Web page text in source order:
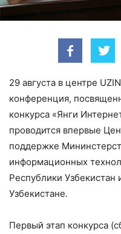
29 августа в центре
конференция,
конкурса «Янги
проводится впервые
поддержке
информационных
Республики
Узбекистане.
Первый этап конкурса